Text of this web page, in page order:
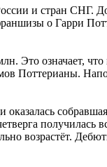
и стран СНГ.
о Гарри
Это означает,
Поттерианы.
возрастёт.